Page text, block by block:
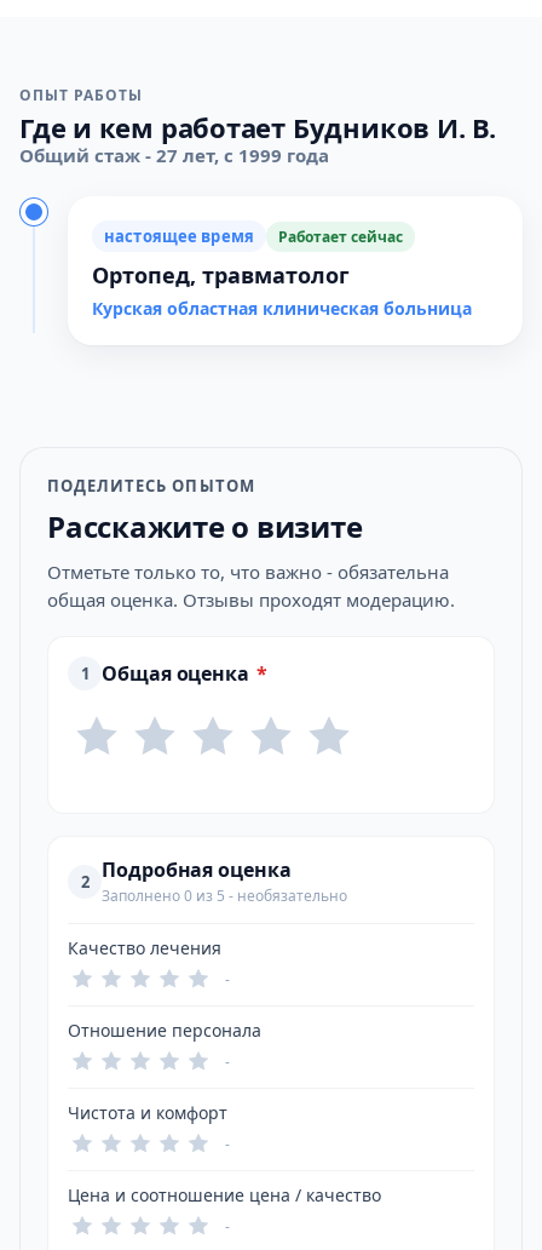
ОПЫТ РАБОТЫ
Где и кем работает Будников И. В.
Общий стаж - 27 лет, с 1999 года
настоящее время Работает сейчас
Ортопед, травматолог
Курская областная клиническая больница
ПОДЕЛИТЕСЬ ОПЫТОМ
Расскажите о визите
Отметьте только то, что важно - обязательна
общая оценка. Отзывы проходят модерацию.
1 Общая оценка *
2 Подробная оценка
Заполнено 0 из 5 - необязательно
Качество лечения
-
Отношение персонала
-
Чистота и комфорт
-
Цена и соотношение цена / качество
-